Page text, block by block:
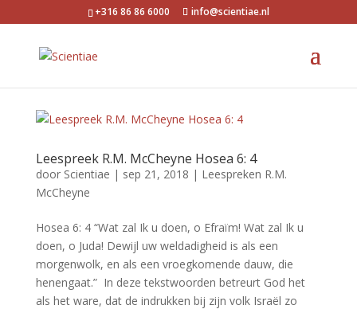
+316 86 86 6000 info@scientiae.nl
Leespreek R.M. McCheyne Hosea 6: 4
door Scientiae | sep 21, 2018 | Leespreken R.M.
McCheyne
Hosea 6: 4 “Wat zal Ik u doen, o Efraïm! Wat zal Ik u
doen, o Juda! Dewijl uw weldadig­heid is als een
morgenwolk, en als een vroegkomende dauw, die
henengaat.” In deze tekstwoorden betreurt God het
als het ware, dat de indrukken bij zijn volk Israël zo